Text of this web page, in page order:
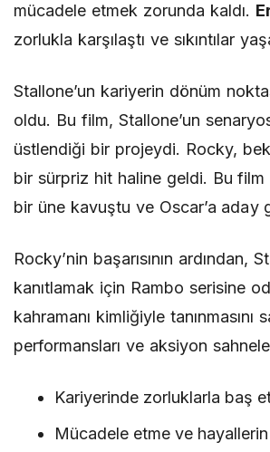
mücadele etmek zorunda kaldı.
zorlukla karşılaştı ve sıkıntılar
Stallone’un kariyerin dönüm
oldu. Bu film, Stallone’un
üstlendiği bir projeydi. Rocky,
bir sürpriz hit haline geldi. Bu film
bir üne kavuştu ve Oscar’a aday
Rocky’nin başarısının
kanıtlamak için Rambo serisine
kahramanı kimliğiyle
performansları ve aksiyon
Kariyerinde zorluklarla baş
Mücadele etme ve